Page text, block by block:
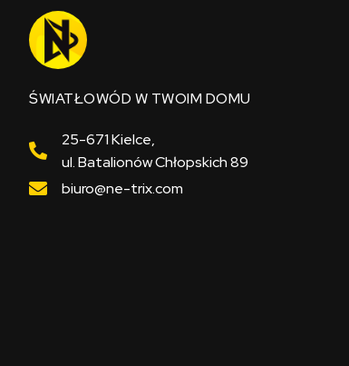
ŚWIATŁOWÓD W TWOIM DOMU
25-671 Kielce,
ul. Batalionów Chłopskich 89
biuro@ne-trix.com